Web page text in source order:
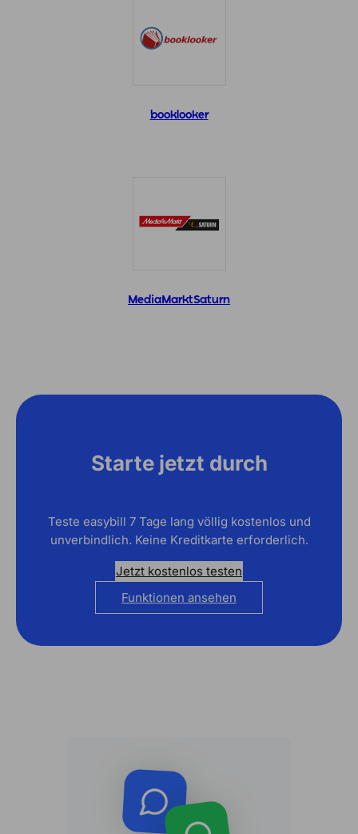
booklooker
MediaMarktSaturn
Starte jetzt durch
Teste easybill 7 Tage lang völlig kostenlos und
unverbindlich. Keine Kreditkarte erforderlich.
Jetzt kostenlos testen
Funktionen ansehen